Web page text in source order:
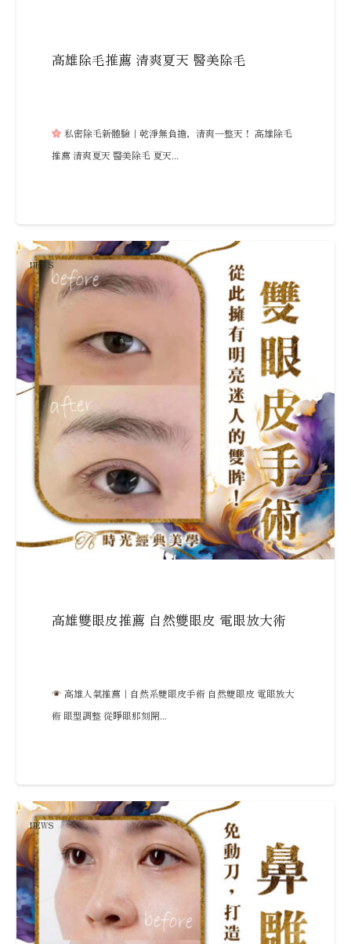
高雄除毛推薦 清爽夏天 醫美除毛
私密除毛新體驗｜乾淨無負擔，清爽一整天！ 高雄除毛
推薦 清爽夏天 醫美除毛 夏天...
NEWS
高雄雙眼皮推薦 自然雙眼皮 電眼放大術
高雄人氣推薦｜自然系雙眼皮手術 自然雙眼皮 電眼放大
術 眼型調整 從睜眼那刻開...
NEWS